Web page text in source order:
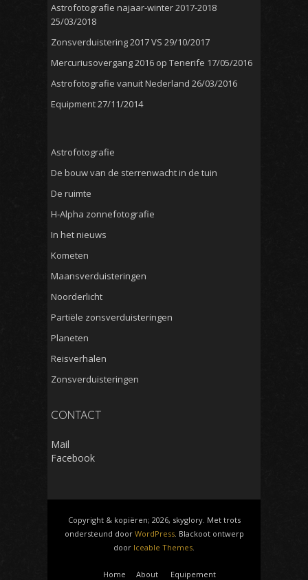
Astrofotografie najaar-winter 2017-2018
25/03/2018
Zonsverduistering 2017 VS 29/10/2017
Mercuriusovergang 2016 op Tenerife 17/05/2016
Astrofotografie vanuit Nederland 26/03/2016
Equipment27/11/2014
Astrofotografie
De bouw van de sterrenwacht in de tuin
De ruimte
H-Alpha zonnefotografie
In het nieuws
Kometen
Maansverduisteringen
Noorderlicht
Partiële zonsverduisteringen
Planeten
Reisverhalen
Zonsverduisteringen
CONTACT
Mail
Facebook
Copyright & kopiëren; 2026, skyglory. Met trots
ondersteund door WordPress. Blackoot ontwerp
door Iceable Themes
Home About Equipement